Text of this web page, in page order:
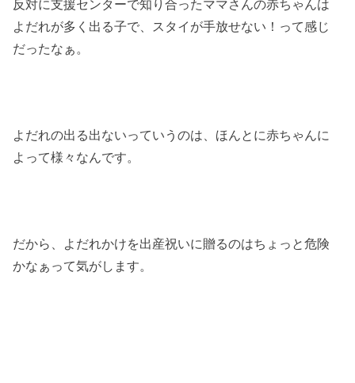
反対に支援センターで知り合ったママさんの赤ちゃんは
よだれが多く出る子で、スタイが手放せない！って感じ
だったなぁ。
よだれの出る出ないっていうのは、ほんとに赤ちゃんに
よって様々なんです。
だから、よだれかけを出産祝いに贈るのはちょっと危険
かなぁって気がします。